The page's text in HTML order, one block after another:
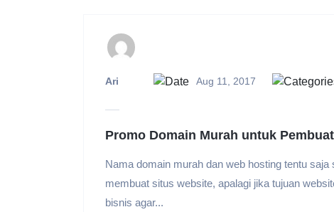
Ari Aug 11, 2017
Promo Domain Murah untuk
Nama domain murah dan web hosting tentu
membuat situs website, apalagi jika tujuan
bisnis agar...